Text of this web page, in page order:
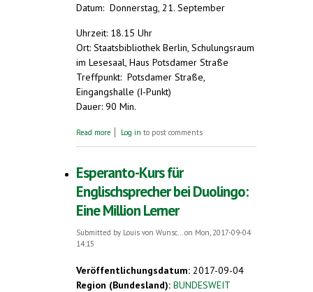
Datum: Donnerstag, 21. September
Uhrzeit: 18.15 Uhr
Ort: Staatsbibliothek Berlin, Schulungsraum
im Lesesaal, Haus Potsdamer Straße
Treffpunkt: Potsdamer Straße,
Eingangshalle (I-Punkt)
Dauer: 90 Min.
Read more about Werkstattgespräch: Esperanto – eine
Log in to post comments
Esperanto-Kurs für
Englischsprecher bei Duolingo:
Eine Million Lerner
Submitted by Louis von Wunsc...
on Mon, 2017-09-04
14:15
Veröffentlichungsdatum: 2017-09-04
Region (Bundesland): BUNDESWEIT